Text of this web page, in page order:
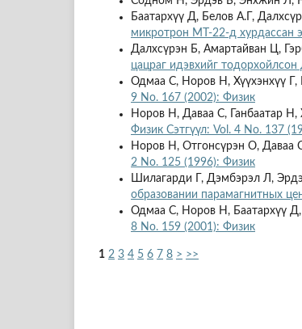
Баатархүү Д, Белов А.Г,
микротрон МТ-22-д хурдассан
Далхсүрэн Б, Амартайван Ц,
цацраг идэвхийг тодорхойлсон
Одмаа С, Норов Н, Хүүхэнхүү Г,
9 No. 167 (2002): Физик
Норов Н, Даваа С, Ганбаатар Н,
Физик Сэтгүүл: Vol. 4 No. 137
Норов Н, Отгонсүрэн О, Даваа
2 No. 125 (1996): Физик
Шилагарди Г, Дэмбэрэл Л,
образовании парамагнитных
Одмаа С, Норов Н, Баатархүү Д,
8 No. 159 (2001): Физик
1 2 3 4 5 6 7 8 > >>